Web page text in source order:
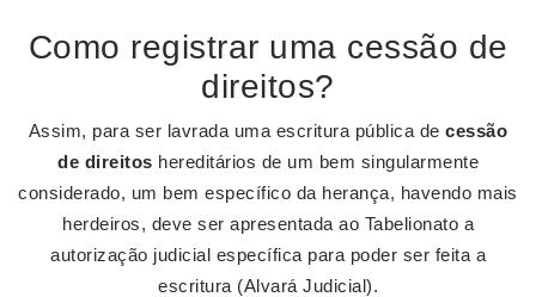
Como registrar uma cessão de
direitos?
Assim, para ser lavrada uma escritura pública decessão
de direitos hereditários de um bem singularmente
considerado, um bem específico da herança, havendo mais
herdeiros, deve ser apresentada ao Tabelionato a
autorização judicial específica para poder ser feita a
escritura (Alvará Judicial).